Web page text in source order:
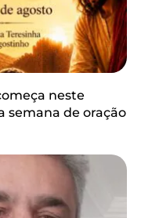
neste
semana de oração